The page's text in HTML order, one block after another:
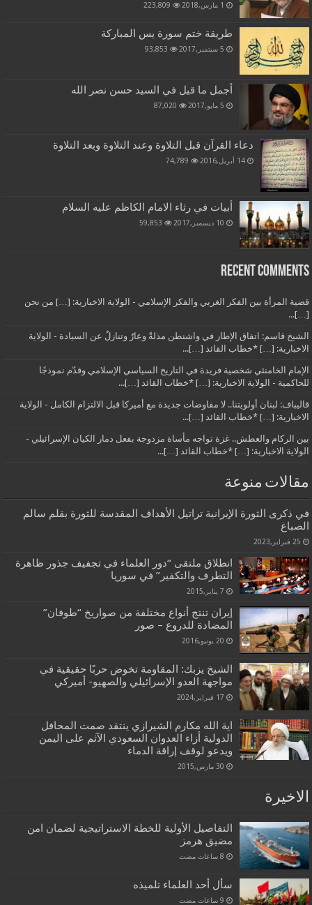
1 مارس,2018 223,809
طريقة ختم سورة يس المباركة
5 سبتمبر,2017 93,853
أجمل ما قيل في السيد حسن نصر الله
5 مايو,2017 87,020
دعاء القرآن قبل التلاوة وعند التلاوة وبعد التلاوة
14 أبريل,2016 74,789
أبيات في رثاء الامام الكاظم عليه السلام
10 ديسمبر,2017 59,853
Recent Comments
قضية المرأة بين الفكر الغربي والفكر الإسلامي - الولاية الاخبارية: […] من نحن
[…]...
الشيخ قاسم: اتفاق الإطار في واشنطن مذلةٌ وعارٌ وتنازلٌ عن السيادة - الولاية
الاخبارية: […] *خطاب القائد […]...
الإمام الخامنئي شخصية فريدة في التاريخ السياسي الإسلامي وقدّم نموذجًا
للحاكمية - الولاية الاخبارية: […] *خطاب القائد […]...
قاليباف: لبنان أولويتنا.. لا مفاوضات جديدة مع أميركا قبل الالتزام الكامل - الولاية
الاخبارية: […] *خطاب القائد […]...
بين الركام والعطش.. غزة تواجه مأساة مزدوجة بفعل دمار الكيان الإسرائيلي -
الولاية الاخبارية: […] *خطاب القائد […]...
مقالات منوعة
في ذكرى الثورة الإيرانية تراتيل الأهداف المقدسة للثورة بقلم سالم
الصباغ
25 فبراير,2023
انطلاق ملتقى “دور العلماء في تجفيف جذور ظاهرة
التطرف والتكفير” في سوريا
7 يناير,2015
إيران تنتج أنواع مختلفة من صواريخ “طوفان”
المضادة للدروع – صور
20 يونيو,2016
الشيخ يزبك: المقاومة تخوض حربًا حقيقية في
مواجهة العدو الإسرائيلي والصهيو- أميركي
17 فبراير,2024
اية الله مكارم الشيرازي ينتقد صمت المحافل
الدولية أزاء العدوان السعودي الآثم على اليمن
ويدعو لوقف إراقة الدماء
30 مارس,2015
الاخيرة
التفاصيل الأولية للخطة الاستراتيجية لضمان امن
مضيق هرمز
سأل أحد العلماء تلميذه